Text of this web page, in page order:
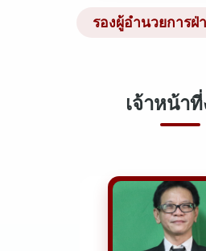
รองผู้อำนวยการฝ่
เจ้าหน้า